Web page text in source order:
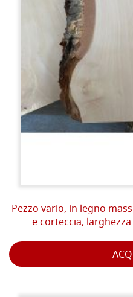
Pezzo vario, in legno
e corteccia,